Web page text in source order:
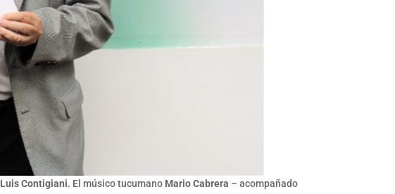
Luis Contigiani. El músico tucumano Mario Cabrera – acompañado